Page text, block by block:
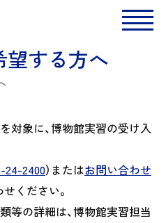
する方へ
対象に、博物館実習の受け入
24-2400）またはお問い合わせ
ください。
等の詳細は、博物館実習担当